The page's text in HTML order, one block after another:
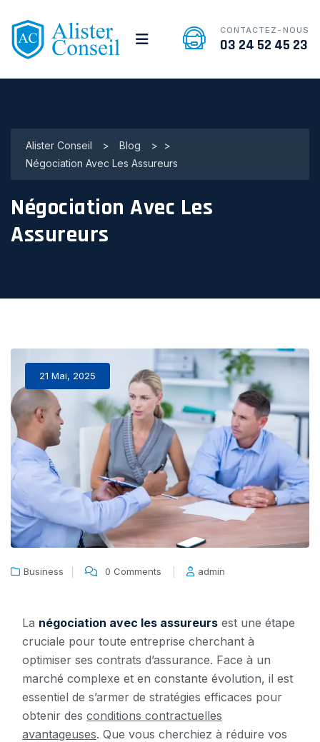
CONTACTEZ-NOUS
03 24 52 45 23
Alister Conseil > Blog >
>
Négociation Avec Les Assureurs
Négociation Avec Les
Assureurs
21 Mai, 2025
Business 0 Comments admin
La négociation avec les assureurs est une étape
cruciale pour toute entreprise cherchant à
optimiser ses contrats d’assurance. Face à un
marché complexe et en constante évolution, il est
essentiel de s’armer de stratégies efficaces pour
obtenir des conditions contractuelles
avantageuses. Que vous cherchiez à réduire vos